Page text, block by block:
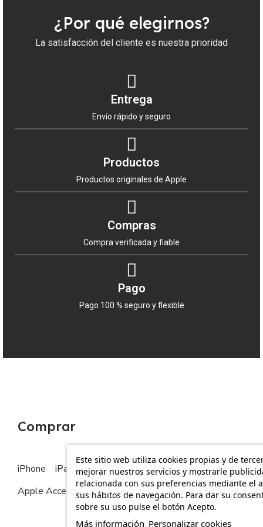
oportunidad de comprar el
iPad Pro 11 M5 11 Wi‑Fi
256GB Platacon nosotros. EnAl por Mayor, tu
satisfacción es nuestra prioridad. ¡Haz tu pedido hoy
y descubre por qué somos el mayorista preferido
¿Por qué elegirnos?
La satisfacción del cliente es nuestra prioridad
Entrega
Envío rápido y seguro
Productos
Productos originales de Apple
Compras
Compra verificada y fiable
Pago
Pago 100 % seguro y flexible
Este sitio web utiliza cookies propias y de
mejorar nuestros servicios y mostrarle
relacionada con sus preferencias mediante el
sus hábitos de navegación. Para dar su
sobre su uso pulse el botón Acepto.
Más información Personalizar cookies
Comprar
iPhone iPad MacBook
Apple Watch
Apple Accesorios